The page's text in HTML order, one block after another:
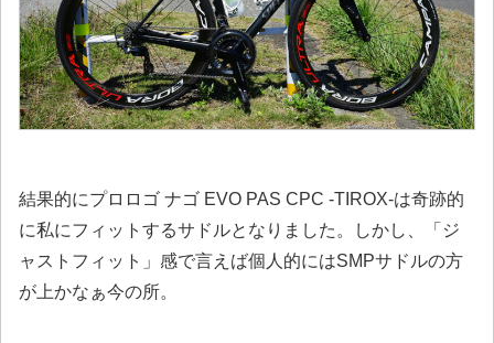
結果的にプロロゴ ナゴ EVO PAS CPC -TIROX-は奇跡的
に私にフィットするサドルとなりました。しかし、「ジ
ャストフィット」感で言えば個人的にはSMPサドルの方
が上かなぁ今の所。